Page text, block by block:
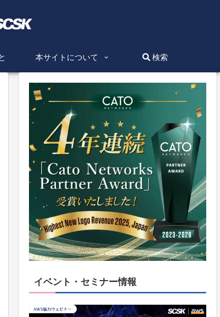
本サイトについて 検索
イベント・セミナー情報